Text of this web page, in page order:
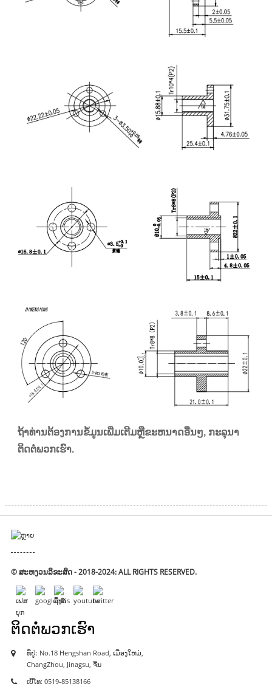
ຖ້າທ່ານຕ້ອງການຂໍ້ມູນເພີ່ມເຕີມຫຼືຂະຫນາດອື່ນໆ, ກະລຸນາ
ຕິດຕໍ່ພວກເຮົາ.
© ສະຫງວນລິຂະສິດ - 2018-2024: ALL RIGHTS RESERVED.
ຕິດ​ຕໍ່​ພວກ​ເຮົາ
ທີ່​ຢູ່​: No.18 Hengshan Road, ເມືອງ​ໃຫມ່,
ChangZhou, Jinagsu, ຈີນ
ເບີໂທ: 0519-85138166